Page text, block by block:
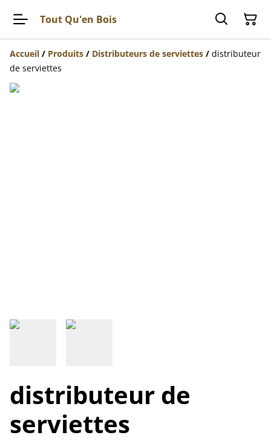
Tout Qu'en Bois
Accueil / Produits / Distributeurs de serviettes / distributeur
de serviettes
distributeur de
serviettes